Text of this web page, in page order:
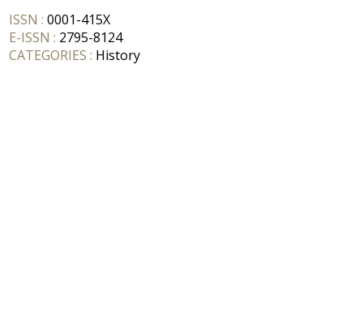
ISSN : 0001-415X
E-ISSN : 2795-8124
CATEGORIES : History